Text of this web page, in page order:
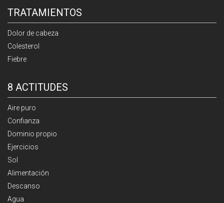
TRATAMIENTOS
Dolor de cabeza
Colesterol
Fiebre
8 ACTITUDES
Aire puro
Confianza
Dominio propio
Ejercicios
Sol
Alimentación
Descanso
Agua